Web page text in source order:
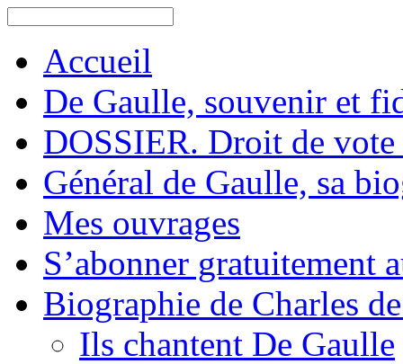
Accueil
De Gaulle, souvenir et
DOSSIER. Droit de vote
Général de Gaulle, sa
Mes ouvrages
S’abonner gratuitement
Biographie de Charles
Ils chantent De Gaulle